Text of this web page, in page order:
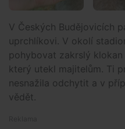
V Českých Budějovicích
uprchlíkovi. V okolí
pohybovat zakrslý
který utekl majitelům. Ti
nesnažila odchytit a v
vědět.